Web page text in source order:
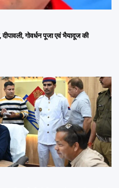
गोवर्धन पूजा एवं भैयादूज की